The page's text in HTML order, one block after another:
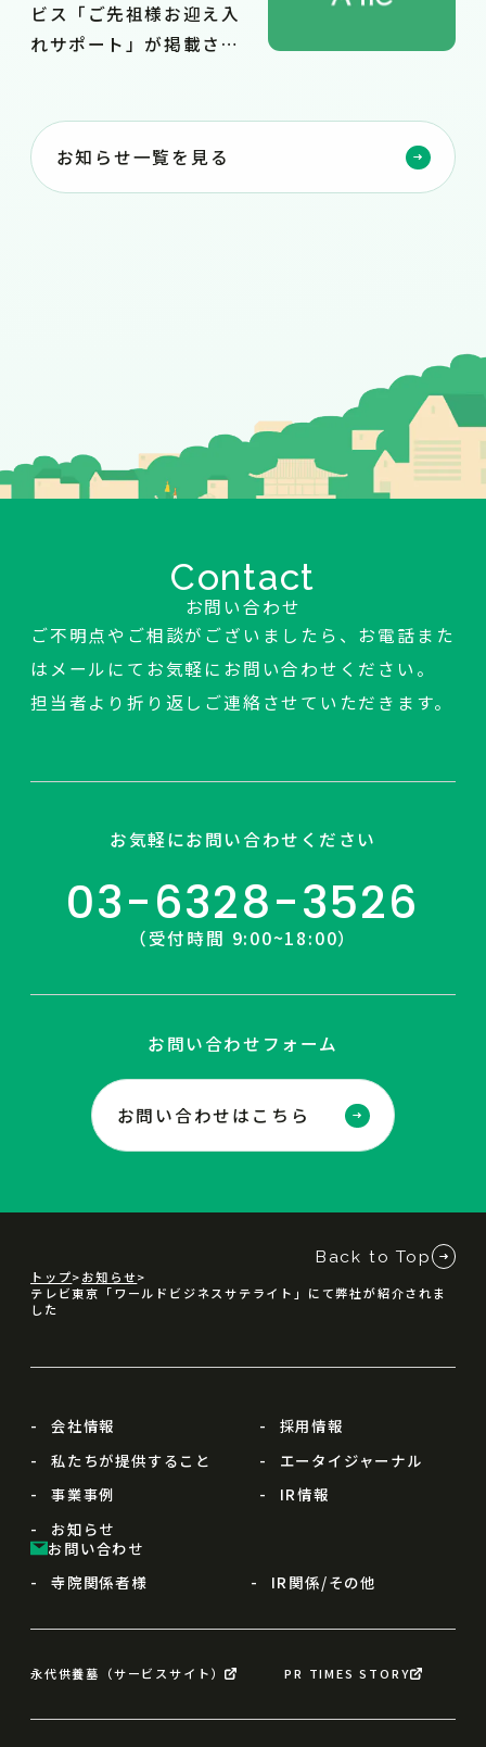
お知らせ一覧を見る
ビス「ご先祖様お迎え入
れサポート」が掲載され
お問い合わせ
Contact
ご不明点やご相談がございましたら、お電話また
はメールにてお気軽にお問い合わせください。
担当者より折り返しご連絡させていただきます。
お気軽にお問い合わせください
03-6328-3526
（受付時間 9:00~18:00）
お問い合わせフォーム
お問い合わせはこちら
トップ
お知らせ
テレビ東京「ワールドビジネスサテライト」にて弊社が紹介されま
した
Back to Top
会社情報
私たちが提供すること
事業事例
お知らせ
採用情報
エータイジャーナル
IR情報
お問い合わせ
寺院関係者様
IR関係/その他
永代供養墓（サービスサイト） PR TIMES STORY